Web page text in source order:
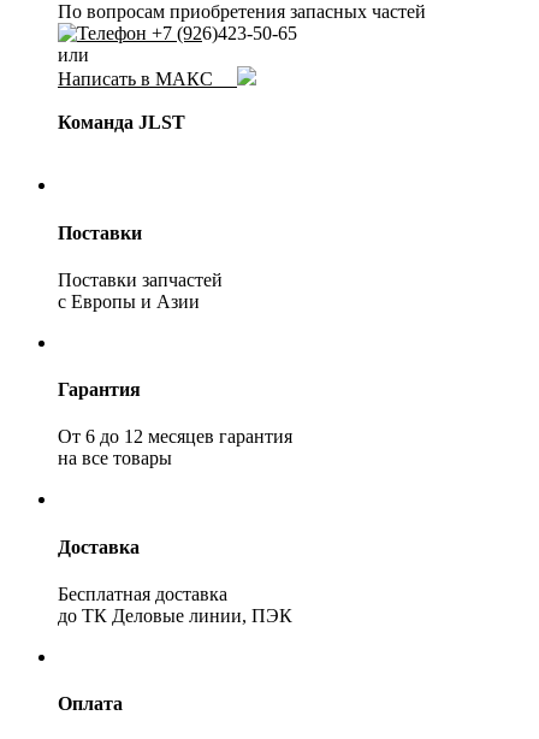
По вопросам приобретения запасных частей
+7 (926)423-50-65
или
Написать в МАКС
Команда JLST
Поставки
Поставки запчастей
с Европы и Азии
Гарантия
От 6 до 12 месяцев гарантия
на все товары
Доставка
Бесплатная доставка
до ТК Деловые линии, ПЭК
Оплата